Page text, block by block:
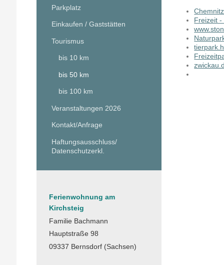
Chemnitz
Freizeit -
Parkplatz
Einkaufen / Gaststätten
Tourismus
bis 10 km
bis 50 km
bis 100 km
Veranstaltungen 2026
Kontakt/Anfrage
Haftungsausschluss/
Datenschutzerkl.
Ferienwohnung am
Kirchsteig
Familie Bachmann
Hauptstraße 98
09337 Bernsdorf (Sachsen)